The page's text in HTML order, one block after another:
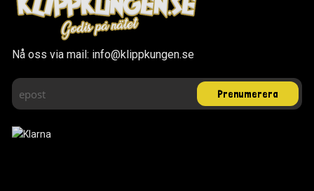
Nå oss via mail: info@klippkungen.se